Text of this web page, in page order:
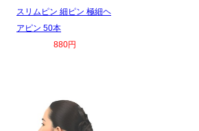
スリムピン 細ピン 極細ヘ
アピン 50本
880円